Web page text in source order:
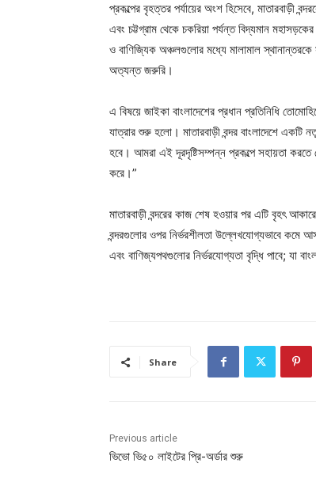
প্রকল্পের বৃহত্তর পর্যায়ের অংশ হিসেবে, মাতারবাড়ী
এবং চট্টগ্রাম থেকে চকরিয়া পর্যন্ত বিদ্যমান
ও বাণিজ্যিক অঞ্চলগুলোর মধ্যে মালামাল
অত্যন্ত জরুরি।
এ বিষয়ে জাইকা বাংলাদেশের প্রধান প্রতিনিধি
যাত্রার শুরু হলো। মাতারবাড়ী বন্দর বাংলাদেশে একটি
হবে। আমরা এই দূরদৃষ্টিসম্পন্ন প্রকল্পে সহায়তা করতে
করে।”
মাতারবাড়ী বন্দরের কাজ শেষ হওয়ার পর এটি বৃহৎ
বন্দরগুলোর ওপর নির্ভরশীলতা উল্লেখযোগ্যভাবে কমে
এবং বাণিজ্যপথগুলোর নির্ভরযোগ্যতা বৃদ্ধি পাবে; যা
Share
Previous article
ভিভো ভি৫০ লাইটের প্রি-অর্ডার শুরু